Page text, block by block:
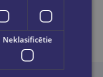
sistēmisko
Apguvis
kā arī citus terapijas
programmas un
institūtos Spānijā, Vācijā
“Las Constelaciones
ir Spānijā visplašāk lasītais
Neklasificētie